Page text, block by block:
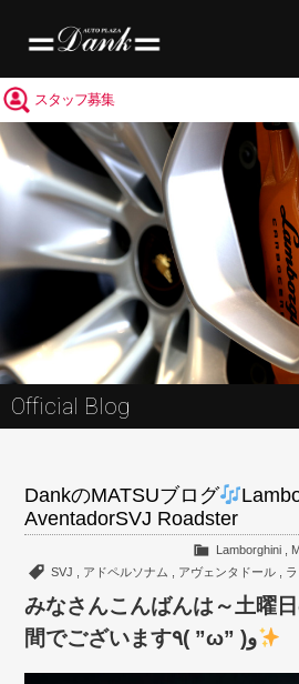
スタッフ募集
Official Blog
DankのMATSUブログ
AventadorSVJ Roadster
Lamborghini,
SVJ
アドペルソナム アヴェンタドール,
みなさんこんばんは～土曜
間でございます٩( ”ω” )و